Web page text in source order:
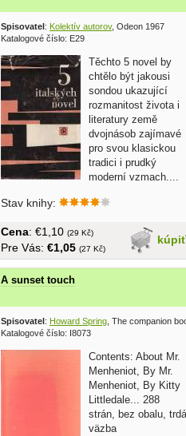
Spisovatel : Kolektív autorov, Odeon 1967
Katalogové číslo: E29
Těchto 5 novel by
chtělo být jakousi
sondou ukazující
rozmanitost života i
literatury země
dvojnásob zajímavé
pro svou klasickou
tradici i prudký
moderní vzmach....
Stav knihy:
kúpiť
Cena: €1,10 (29 Kč)
Pre Vás: €1,05 (27 Kč)
A sunset touch
Spisovatel: Howard Spring , The companion
Katalogové číslo: I8073
Contents: About Mr.
Menheniot, By Mr.
Menheniot, By Kitty
Littledale... 288
strán, bez obalu, trdá
väzba